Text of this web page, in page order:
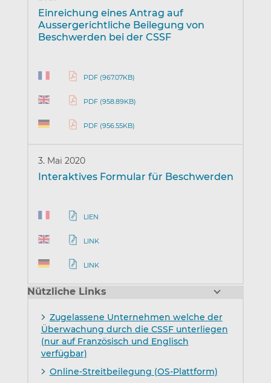
Einreichung eines Antrag auf
Aussergerichtliche Beilegung von
Beschwerden bei der CSSF
PDF (967.07KB)
PDF (958.89KB)
PDF (956.55KB)
3. Mai 2020
Interaktives Formular für Beschwerden
LIEN
LINK
LINK
Nützliche Links
Zugelassene Unternehmen welche der
Überwachung durch die CSSF unterliegen
(nur auf Französisch und Englisch
verfügbar)
Online-Streitbeilegung (OS-Plattform)